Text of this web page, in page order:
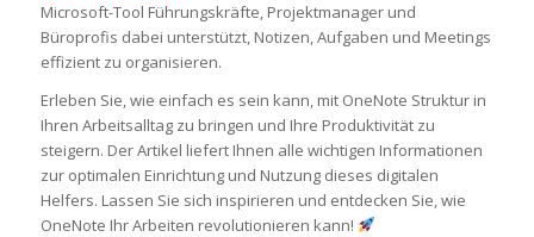
Microsoft-Tool Führungskräfte, Projektmanager und
Büroprofis dabei unterstützt, Notizen, Aufgaben und Meetings
effizient zu organisieren.
Erleben Sie, wie einfach es sein kann, mit OneNote Struktur in
Ihren Arbeitsalltag zu bringen und Ihre Produktivität zu
steigern. Der Artikel liefert Ihnen alle wichtigen Informationen
zur optimalen Einrichtung und Nutzung dieses digitalen
Helfers. Lassen Sie sich inspirieren und entdecken Sie, wie
OneNote Ihr Arbeiten revolutionieren kann!